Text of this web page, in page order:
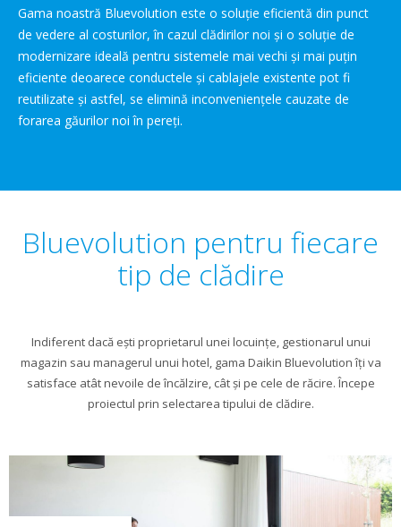
Gama noastră Bluevolution este o soluţie eficientă din punct
de vedere al costurilor, în cazul clădirilor noi şi o soluţie de
modernizare ideală pentru sistemele mai vechi şi mai puţin
eficiente deoarece conductele şi cablajele existente pot fi
reutilizate şi astfel, se elimină inconvenienţele cauzate de
forarea găurilor noi în pereţi.
Bluevolution pentru fiecare
tip de clădire
Indiferent dacă ești proprietarul unei locuinţe, gestionarul unui
magazin sau managerul unui hotel, gama Daikin Bluevolution îți va
satisface atât nevoile de încălzire, cât şi pe cele de răcire. Începe
proiectul prin selectarea tipului de clădire.